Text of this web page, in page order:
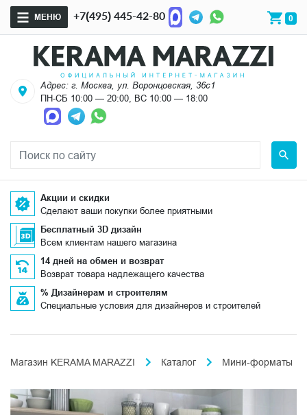
МЕНЮ +7(495) 445-42-80 0
Адрес: г. Москва, ул. Воронцовская, 36с1
ПН-СБ 10:00 — 20:00, ВС 10:00 — 18:00
Акции и скидки
Сделают ваши покупки более приятными
Бесплатный 3D дизайн
Всем клиентам нашего магазина
14 дней на обмен и возврат
Возврат товара надлежащего качества
% Дизайнерам и строителям
Специальные условия для дизайнеров и строителей
Магазин KERAMA MARAZZI Каталог Мини-форматы